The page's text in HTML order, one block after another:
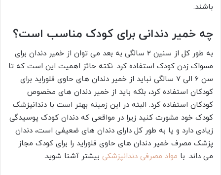
باشند.
چه خمیر دندانی برای کودک مناسب است؟
به طور کل از سنین 2 سالگی به بعد می‌ توان از خمیر دندان برای
مسواک زدن کودک استفاده کرد. نکته حائز اهمیت این است که تا
سن 6 الی 7 سالگی نباید از خمیر دندان‌ های حاوی فلوراید برای
کودکان استفاده کرد، بلکه باید از خمیر دندان‌ های مخصوص
کودکان استفاده کرد. البته در این زمینه بهتر است با دندانپزشک
کودک خود مشورت کنید زیرا در مواقعی که دندان کودک پوسیدگی
زیادی دارد و یا به طور کل دارای دندان‌ های ضعیفی است، دندان
‌پزشک مصرف خمیر دندان‌ های حاوی فلوراید را برای کودک مجاز
می‌ داند. با مواد مصرفی دندانپزشکی بیشتر آشنا شوید.